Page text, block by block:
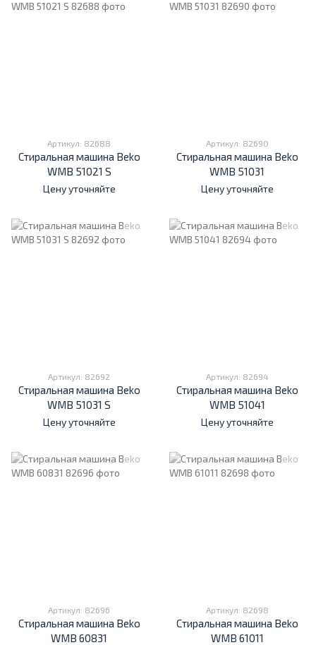
Артикул: 82688
Стиральная машина Beko
WMB 51021 S
Цену уточняйте
Артикул: 82690
Стиральная машина Beko
WMB 51031
Цену уточняйте
Артикул: 82692
Стиральная машина Beko
WMB 51031 S
Цену уточняйте
Артикул: 82694
Стиральная машина Beko
WMB 51041
Цену уточняйте
Артикул: 82696
Стиральная машина Beko
WMB 60831
Артикул: 82698
Стиральная машина Beko
WMB 61011